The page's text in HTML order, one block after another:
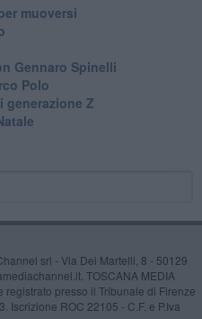
muoversi
Gennaro Spinelli
Polo
generazione Z
srl - Via Dei Martelli, 8 - 50129
TOSCANA MEDIA
registrato presso il Tribunale di Firenze
Iscrizione ROC 22105 - C.F. e P.Iva